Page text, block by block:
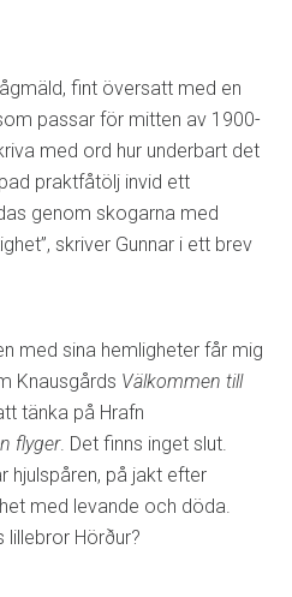
fint översatt med en
passar för mitten av 1900-
med ord hur underbart det
praktfåtölj invid ett
genom skogarna med
skriver Gunnar i ett brev
med sina hemligheter får mig
Knausgårds Välkommen till
tänka på Hrafn
flyger. Det finns inget slut.
hjulspåren, på jakt efter
med levande och döda.
lillebror Hörður?